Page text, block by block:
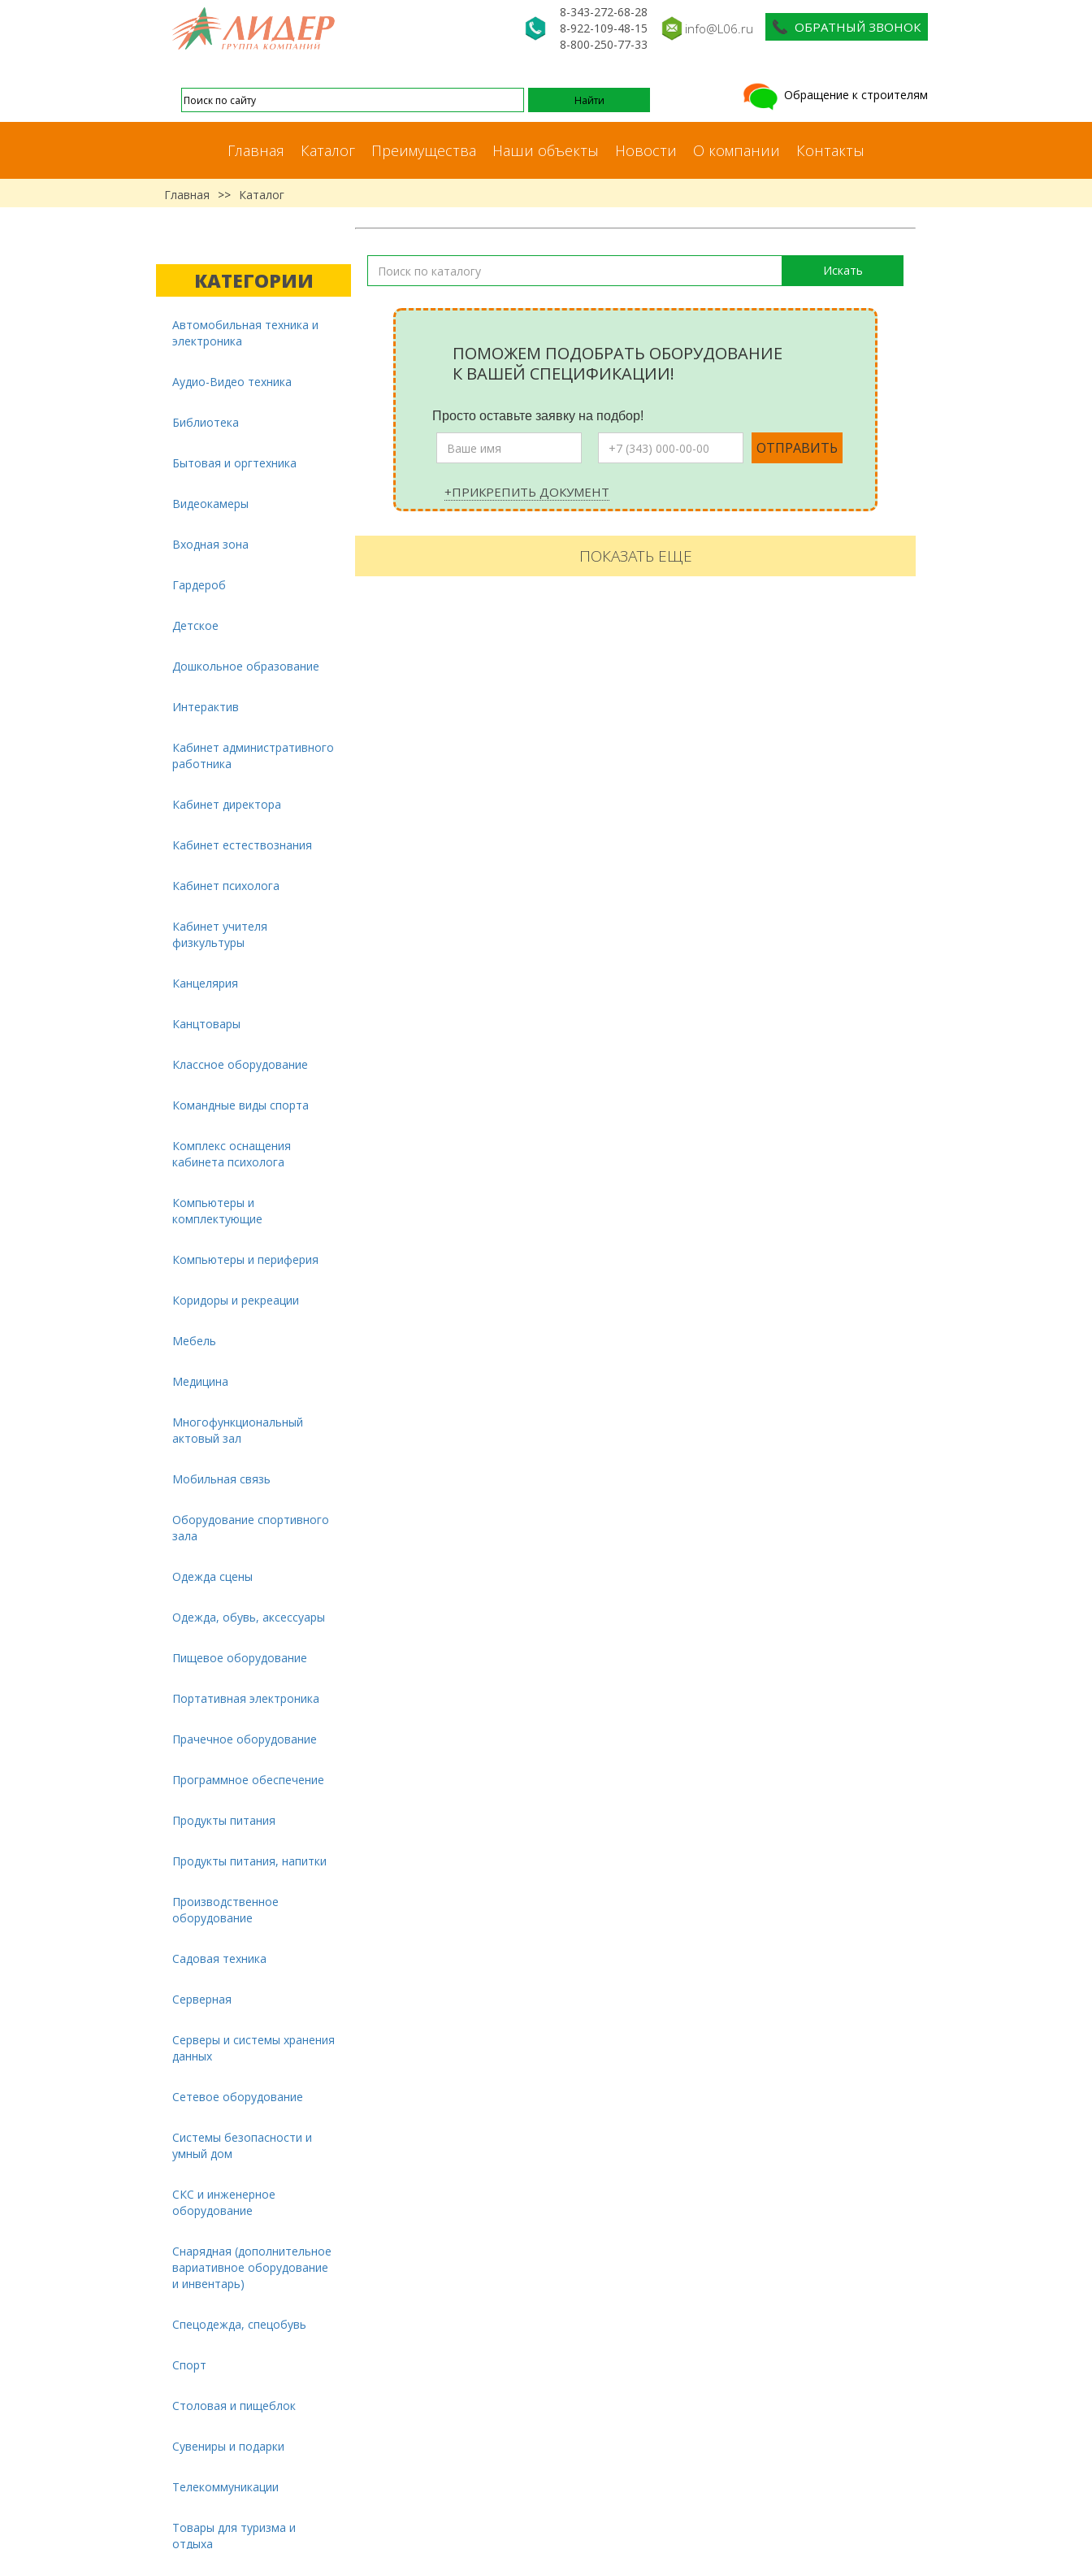
8-343-272-68-28
8-922-109-48-15
8-800-250-77-33
info@L06.ru ОБРАТНЫЙ ЗВОНОК
Обращение к строителям
Главная Каталог Преимущества Наши объекты Новости О компании Контакты
Главная >> Каталог
КАТЕГОРИИ
Автомобильная техника и
электроника
Аудио-Видео техника
Библиотека
Бытовая и оргтехника
Видеокамеры
Входная зона
Гардероб
Детское
Дошкольное образование
Интерактив
Кабинет административного
работника
Кабинет директора
Кабинет естествознания
Кабинет психолога
Кабинет учителя
физкультуры
Канцелярия
Канцтовары
Классное оборудование
Командные виды спорта
Комплекс оснащения
кабинета психолога
Компьютеры и
комплектующие
Компьютеры и периферия
Коридоры и рекреации
Мебель
Медицина
Многофункциональный
актовый зал
Мобильная связь
Оборудование спортивного
зала
Одежда сцены
Одежда, обувь, аксессуары
Пищевое оборудование
Портативная электроника
Прачечное оборудование
Программное обеспечение
Продукты питания
Продукты питания, напитки
Производственное
оборудование
Садовая техника
Серверная
Серверы и системы хранения
данных
Сетевое оборудование
Системы безопасности и
умный дом
СКС и инженерное
оборудование
Снарядная (дополнительное
вариативное оборудование
и инвентарь)
Спецодежда, спецобувь
Спорт
Столовая и пищеблок
Сувениры и подарки
Телекоммуникации
Товары для туризма и
отдыха
ПОМОЖЕМ ПОДОБРАТЬ ОБОРУДОВАНИЕ
К ВАШЕЙ СПЕЦИФИКАЦИИ!
Просто оставьте заявку на подбор!
+ПРИКРЕПИТЬ ДОКУМЕНТ
ПОКАЗАТЬ ЕЩЕ